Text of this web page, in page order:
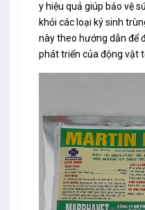
y hiệu quả giúp bảo vệ
khỏi các loại ký sinh
này theo hướng dẫn để
phát triển của động vật